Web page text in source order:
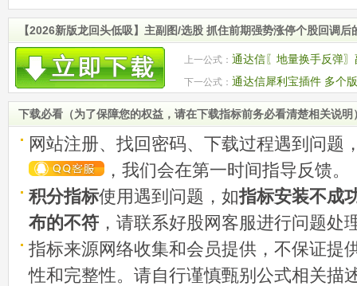
【2026新版龙回头低吸】主副图/选股 抓住前期强势涨停个股回调
上一公式： 通达信〖地量换手反弹
的首次反弹机会
下一公式： 通达信犀利宝插件 多个
维导图等
下载必看（为了保障您的权益，请在下载指标前务必看清楚相关说明
网站注册、找回密码、下载过程遇到问题
，我们会在第一时间指导反馈。
积分指标使用遇到问题，如指标安装不成
布的不符 ，请联系好股网客服进行问题处
指标来源网络收集和会员提供，不保证提
性和完整性。请自行谨慎甄别公式相关描